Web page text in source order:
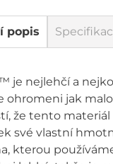
popis
je nejlehčí a
ohromeni jak
že tento materiál
své vlastní
kterou